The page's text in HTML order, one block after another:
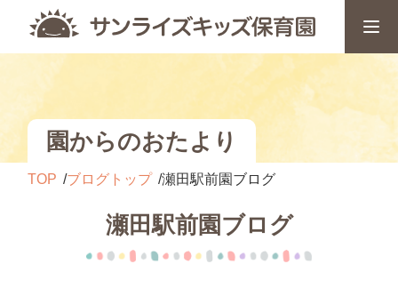
園からのおたより
TOP ブログトップ 瀬田駅前園ブログ
瀬田駅前園ブログ